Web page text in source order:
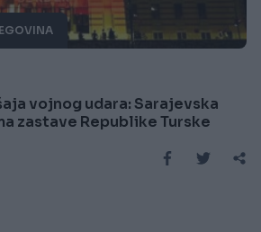
vojnog udara: Sarajevska
zastave Republike Turske